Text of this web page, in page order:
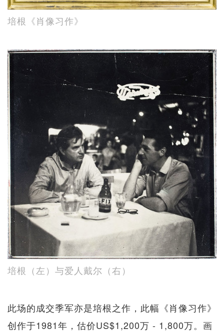
培根《肖像习作》
培根（左）与爱人戴尔（右）
此场的成交季军亦是培根之作，此幅《肖像习作》
创作于1981年，估价US$1,200万 - 1,800万。画